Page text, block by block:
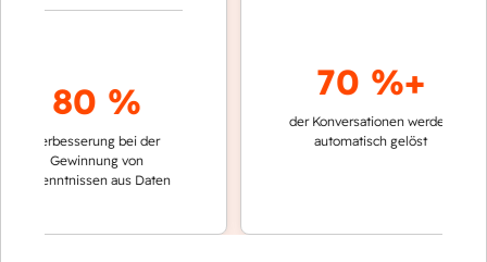
80 %
bei der
Gewinnung von
aus Daten
70 %+
der Konversationen werden
automatisch gelöst